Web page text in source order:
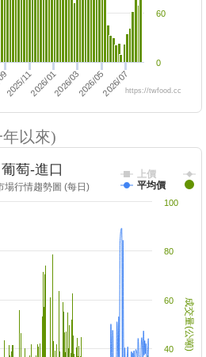
2025/112026/012026/032026/052026/07
0
60
https://twfood.cc
年以來)
成交量(公噸)
葡萄-進口
場行情趨勢圖 (每日)
上價
平均價
40
60
80
100